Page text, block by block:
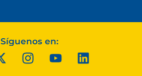
Síguenos en: